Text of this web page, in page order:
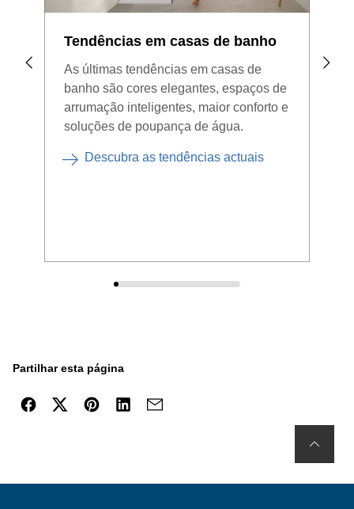
Tendências em casas de banho
As últimas tendências em casas de
banho são cores elegantes, espaços de
arrumação inteligentes, maior conforto e
soluções de poupança de água.
Descubra as tendências actuais
Partilhar esta página